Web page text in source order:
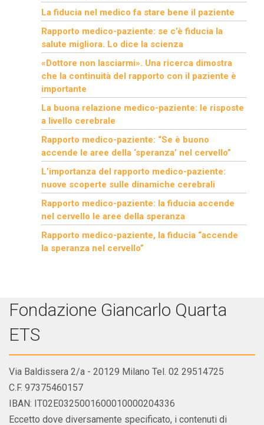
La fiducia nel medico fa stare bene il paziente
Rapporto medico-paziente: se c’è fiducia la
salute migliora. Lo dice la scienza
«Dottore non lasciarmi». Una ricerca dimostra
che la continuità del rapporto con il paziente è
importante
La buona relazione medico-paziente: le risposte
a livello cerebrale
Rapporto medico-paziente: “Se è buono
accende le aree della ‘speranza’ nel cervello”
L’importanza del rapporto medico-paziente:
nuove scoperte sulle dinamiche cerebrali
Rapporto medico-paziente: la fiducia accende
nel cervello le aree della speranza
Rapporto medico-paziente, la fiducia “accende
la speranza nel cervello”
Fondazione Giancarlo Quarta
ETS
Via Baldissera 2/a - 20129 Milano Tel. 02 29514725
C.F. 97375460157
IBAN: IT02E0325001600010000204336
Eccetto dove diversamente specificato, i contenuti di